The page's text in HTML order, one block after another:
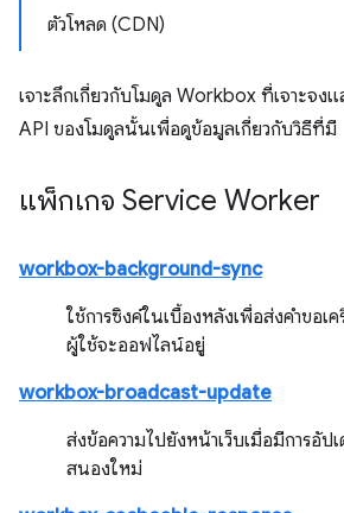
ตัวโหลด (CDN)
เจาะลึกเกี่ยวกับโมดูล Workbox ที่เจาะจงแ
API ของโมดูลนั้นเพื่อดูข้อมูลเกี่ยวกับวิธีที่มี
แพ็กเกจ Service Worker
workbox-background-sync
ใช้การซิงค์ในเบื้องหลังเพื่อส่งคำขอเ
ผู้ใช้จะออฟไลน์อยู่
workbox-broadcast-update
ส่งข้อความไปยังหน้าเว็บเมื่อมีการอัป
สนองใหม่